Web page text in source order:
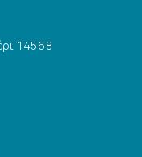
14568